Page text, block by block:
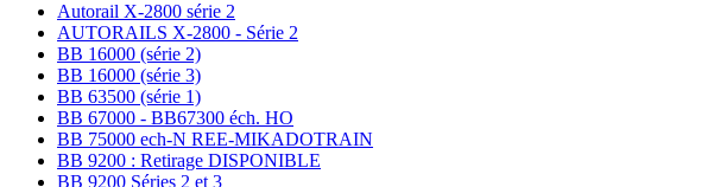
Autorail X-2800 série 2
AUTORAILS X-2800 - Série 2
BB 16000 (série 2)
BB 16000 (série 3)
BB 63500 (série 1)
BB 67000 - BB67300 éch. HO
BB 75000 ech-N REE-MIKADOTRAIN
BB 9200 : Retirage DISPONIBLE
BB 9200 Séries 2 et 3